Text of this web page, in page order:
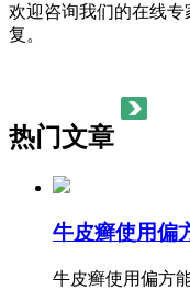
欢迎咨询我们的在线
复。
热门文章
牛皮癣使用偏
牛皮癣使用偏方